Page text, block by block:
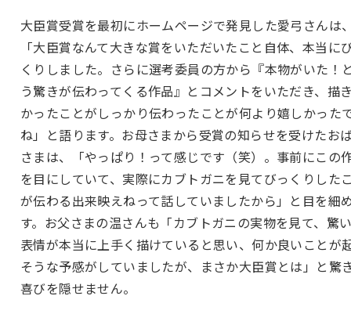
大臣賞受賞を最初にホームページで発見した愛弓さんは
「大臣賞なんて大きな賞をいただいたこと自体、本当に
くりしました。さらに選考委員の方から『本物がいた！
う驚きが伝わってくる作品』とコメントをいただき、描
かったことがしっかり伝わったことが何より嬉しかった
ね」と語ります。お母さまから受賞の知らせを受けたお
さまは、「やっぱり！って感じです（笑）。事前にこの
を目にしていて、実際にカブトガニを見てびっくりした
が伝わる出来映えねって話していましたから」と目を細
す。お父さまの温さんも「カブトガニの実物を見て、驚
表情が本当に上手く描けていると思い、何か良いことが
そうな予感がしていましたが、まさか大臣賞とは」と驚
喜びを隠せません。